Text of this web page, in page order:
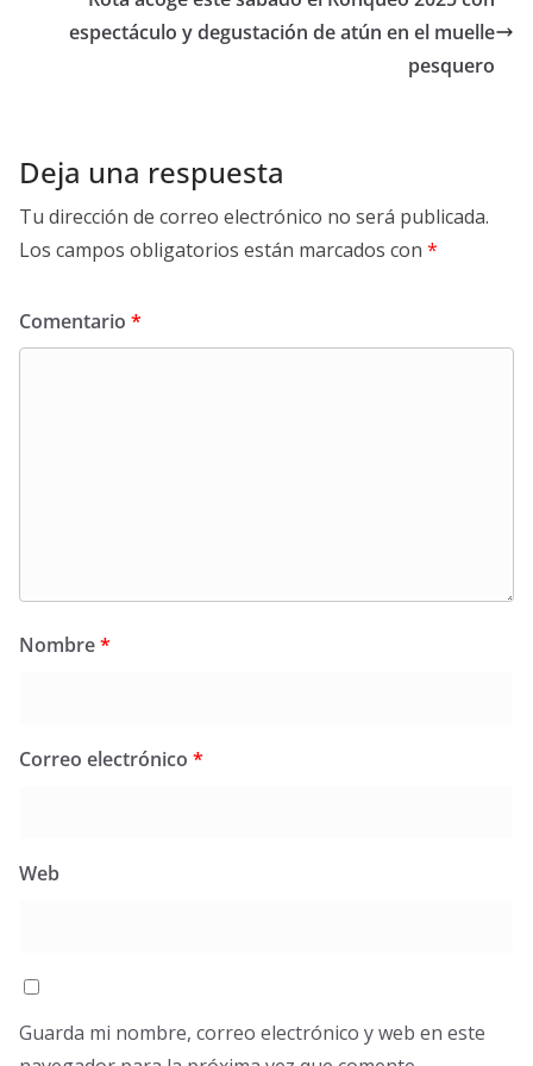
espectáculo y degustación de atún en el muelle
pesquero
Deja una respuesta
Tu dirección de correo electrónico no será publicada.
Los campos obligatorios están marcados con *
Comentario *
Nombre*
Correo electrónico *
Web
Guarda mi nombre, correo electrónico y web en este